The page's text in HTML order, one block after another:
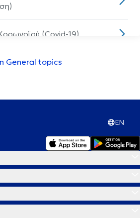
(Covid-19)
ώμου
General topics
EN